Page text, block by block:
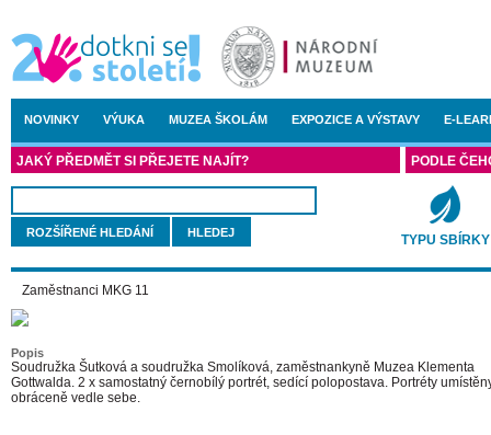
NOVINKY VÝUKA MUZEA ŠKOLÁM EXPOZICE A VÝSTAVY E-
JAKÝ PŘEDMĚT SI PŘEJETE NAJÍT?
ROZŠÍŘENÉ HLEDÁNÍ
PODLE
TYPU SBÍRKY
Zaměstnanci MKG 11
Popis
Soudružka Šutková a soudružka Smolíková, zaměstnankyně Muzea Klementa
Gottwalda. 2 x samostatný černobílý portrét, sedící polopostava. Portréty
obráceně vedle sebe.